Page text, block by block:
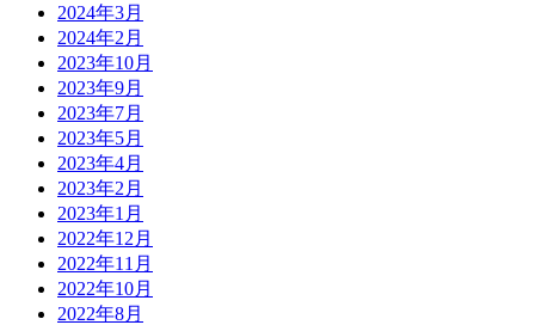
2024年3月
2024年2月
2023年10月
2023年9月
2023年7月
2023年5月
2023年4月
2023年2月
2023年1月
2022年12月
2022年11月
2022年10月
2022年8月